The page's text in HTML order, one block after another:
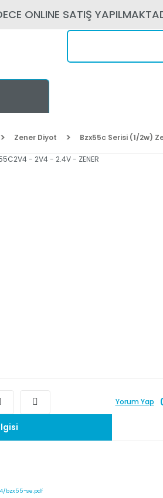
ONLINE SATIŞ
Zener Diyot Bzx55c Serisi (1/2w)
Yorum Yap
bzx55-se.pdf